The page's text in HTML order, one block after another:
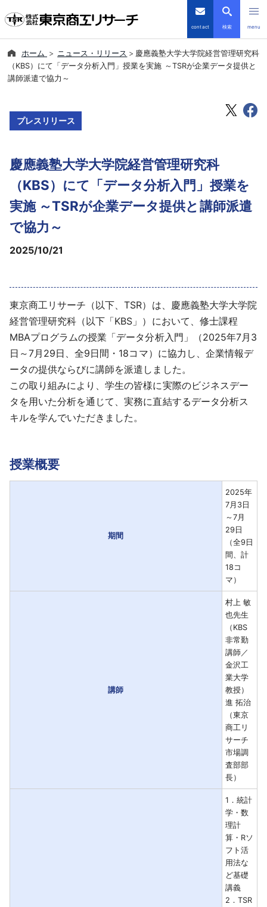
contact 検索 menu
倒産・注目企業情報
優良企業サイト
会社案内
よくあるご質問
English
ホーム ニュース・リリース
慶應義塾大学大学院経営管理研究科
（KBS）にて「データ分析入門」授業を実施 ～TSRが企業データ提供と
講師派遣で協力～
プレスリリース
慶應義塾大学大学院経営管理研究科
（KBS）にて「データ分析入門」授業を
実施 ～TSRが企業データ提供と講師派遣
で協力～
2025/10/21
東京商工リサーチ（以下、TSR）は、慶應義塾大学大学院
経営管理研究科（以下「KBS」）において、修士課程
MBAプログラムの授業「データ分析入門」（2025年7月3
日～7月29日、全9日間・18コマ）に協力し、企業情報デ
ータの提供ならびに講師を派遣しました。
この取り組みにより、学生の皆様に実際のビジネスデー
タを用いた分析を通じて、実務に直結するデータ分析ス
キルを学んでいただきました。
授業概要
期間
2025年
7月3日
～7月
29日
（全9日
間、計
18コ
マ）
講師
村上 敏
也先生
（KBS
非常勤
講師／
金沢工
業大学
教授）
進 拓治
（東京
商工リ
サーチ
市場調
査部部
長）
1．統計
学・数
理計
算・Rソ
フト活
用法な
ど基礎
講義
2．TSR